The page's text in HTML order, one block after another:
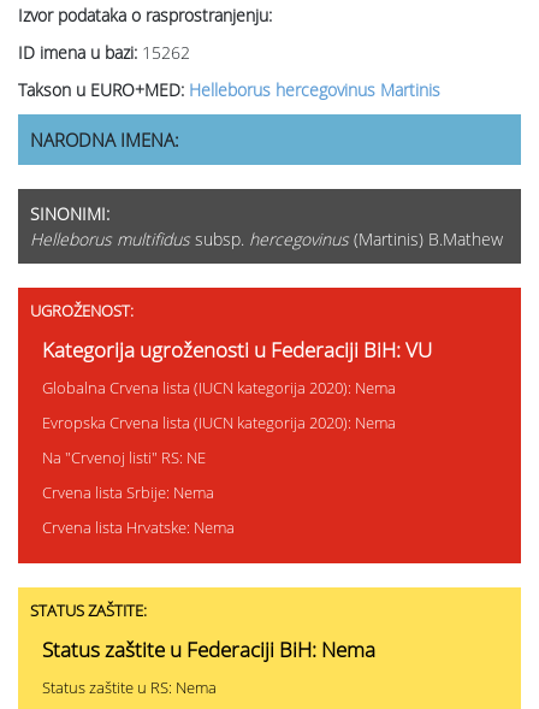
Izvor podataka o rasprostranjenju:
ID imena u bazi: 15262
Takson u EURO+MED: Helleborus hercegovinus Martinis
NARODNA IMENA:
SINONIMI:
Helleborus multifidus subsp. hercegovinus (Martinis) B.Mathew
UGROŽENOST:
Kategorija ugroženosti u Federaciji BiH: VU
Globalna Crvena lista (IUCN kategorija 2020): Nema
Evropska Crvena lista (IUCN kategorija 2020): Nema
Na "Crvenoj listi" RS: NE
Crvena lista Srbije: Nema
Crvena lista Hrvatske: Nema
STATUS ZAŠTITE:
Status zaštite u Federaciji BiH: Nema
Status zaštite u RS: Nema